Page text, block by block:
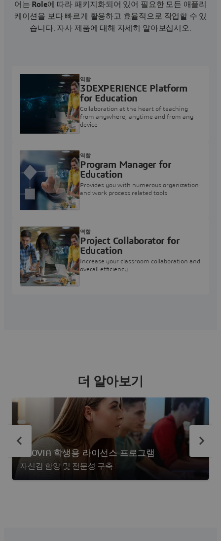
어는 Role에 따라 패키지화되어 있어 필요한 모든 애플리
케이션을 보다 빠르게 활용하고 효율적으로 작업할 수 있
습니다. 자사 제품에 대해 자세히 알아보십시오.
3DEXPERIENCE Platform
for Education
Collaboration at the heart of teaching
from anywhere, anytime and from any
device
역할
Program Manager for
Education
Provides you with numerous organization
and work process related tools
역할
Project Collaborator for
Education
Increase your classroom collaboration and
overall efficiency
역할
더 알아보기
ENOVIA 학생용 라이선스 프로그램
자신감 함양 및 전문성 구축